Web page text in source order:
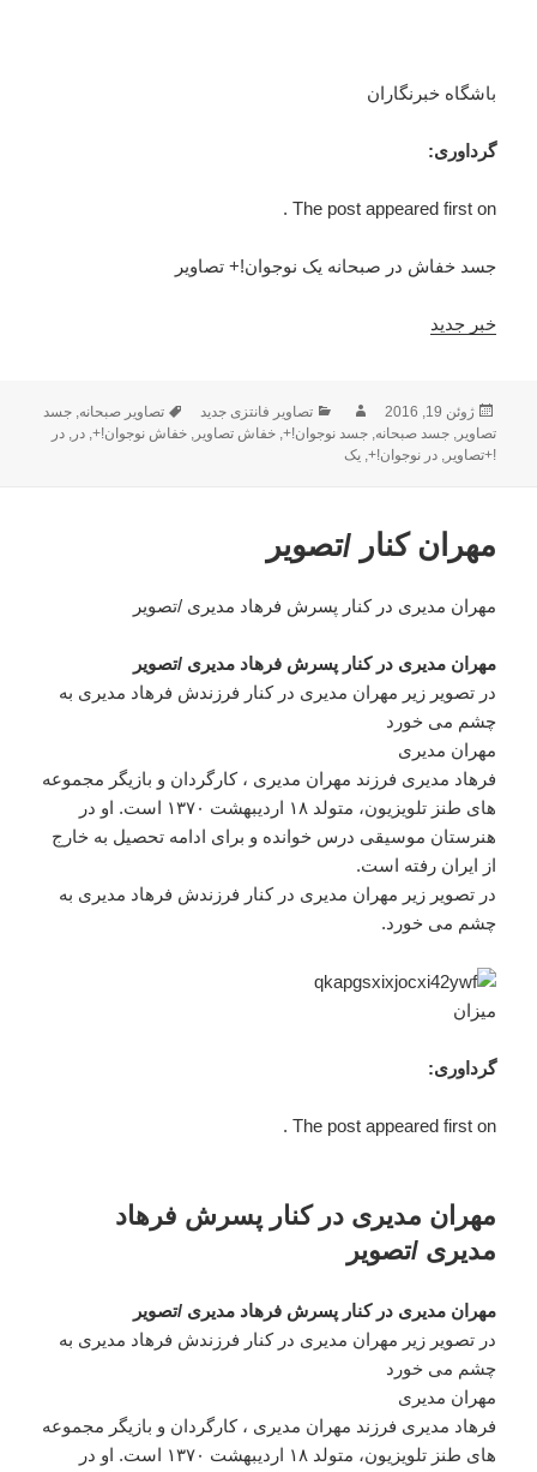
باشگاه خبرنگاران
گرداوری:
The post appeared first on .
جسد خفاش در صبحانه یک نوجوان!+ تصاویر
خبر جدید
ارسال
شده
در
ژوئن 19, 2016 نویسندهدسته‌ها
تصاویر فانتزی جدید برچسب‌ها
تصاویر صبحانه ,جسد
تصاویر
,جسد صبحانه ,جسد نوجوان!+ ,خفاش تصاویر ,خفاش نوجوان!+ ,در ,در
!+تصاویر
,در نوجوان!+ ,یک
مهران کنار /تصویر
مهران مدیری در کنار پسرش فرهاد مدیری /تصویر
مهران مدیری در کنار پسرش فرهاد مدیری /تصویر
در تصویر زیر مهران مدیری در کنار فرزندش فرهاد مدیری به
چشم می خورد
مهران مديری
فرهاد مدیری فرزند مهران مدیری ، کارگردان و بازیگر مجموعه
های طنز تلویزیون، متولد ۱۸ اردیبهشت ۱۳۷۰ است. او در
هنرستان موسیقی درس خوانده و برای ادامه تحصیل به خارج
از ایران رفته است.
در تصویر زیر مهران مدیری در کنار فرزندش فرهاد مدیری به
چشم می خورد.
میزان
گرداوری:
The post appeared first on .
مهران مدیری در کنار پسرش فرهاد
مدیری /تصویر
مهران مدیری در کنار پسرش فرهاد مدیری /تصویر
در تصویر زیر مهران مدیری در کنار فرزندش فرهاد مدیری به
چشم می خورد
مهران مديری
فرهاد مدیری فرزند مهران مدیری ، کارگردان و بازیگر مجموعه
های طنز تلویزیون، متولد ۱۸ اردیبهشت ۱۳۷۰ است. او در